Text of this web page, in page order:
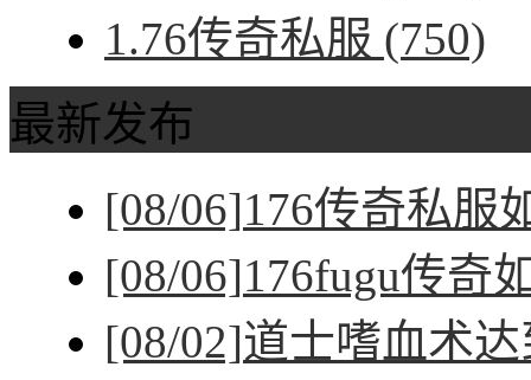
1.76传奇私服 (750)
最新发布
[08/06]176传奇私服
[08/06]176fugu传奇
[08/02]道士嗜血术